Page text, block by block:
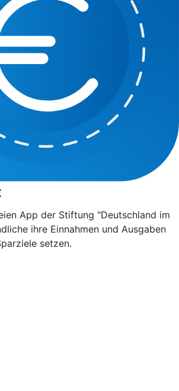
App der Stiftung "Deutschland im
ihre Einnahmen und Ausgaben
setzen.